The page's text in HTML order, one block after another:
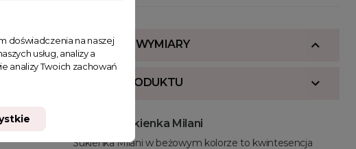
SKŁAD I WYMIARY
OPIS PRODUKTU
Beżowa sukienka Milani
Sukienka Milani w beżowym kolorze to kwintesencja
doświadczenia na naszej
usług, analizy a
analizy Twoich zachowań